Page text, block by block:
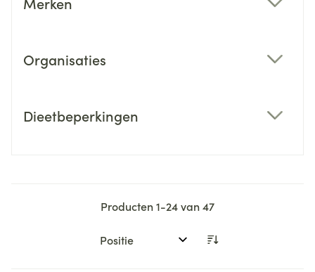
Organisaties
Dieetbeperkingen
Producten1-24van47
Sorteer op: